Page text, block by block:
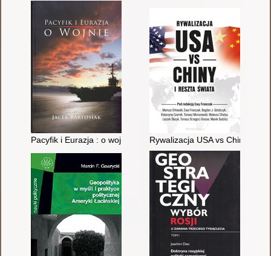
Pacyfik i Eurazja : o wojnie Rywalizacja USA vs Chiny i